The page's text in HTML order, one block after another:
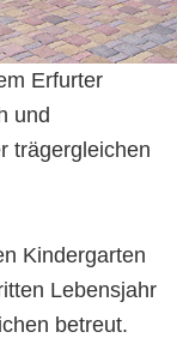
Erfurter
und
trägergleichen
Kindergarten
Lebensjahr
betreut.